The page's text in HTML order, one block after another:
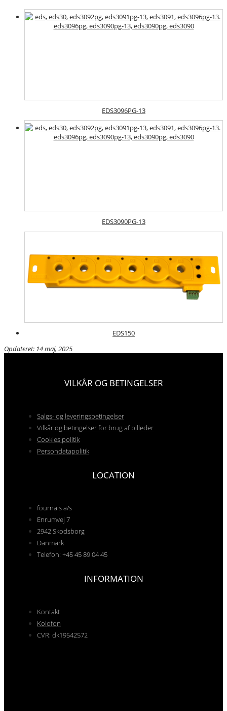
EDS3096PG-13
EDS3090PG-13
EDS150
Opdateret: 14 maj, 2025
VILKÅR OG BETINGELSER
Salgs- og leveringsbetingelser
Vilkår og betingelser for brug af billeder
Cookies politik
Persondatapolitik
LOCATION
fournais a/s
Enrumvej 7
2942 Skodsborg
Danmark
Telefon: +45 45 89 04 45
INFORMATION
Kontakt
Kolofon
CVR: dk19542572